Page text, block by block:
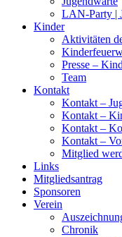
LAN-Party |
Kinder
Aktivitäten
Presse –
Team
Kontakt
Kontakt –
Kontakt –
Kontakt –
Kontakt –
Mitglied
Links
Mitgliedsantrag
Sponsoren
Verein
Chronik